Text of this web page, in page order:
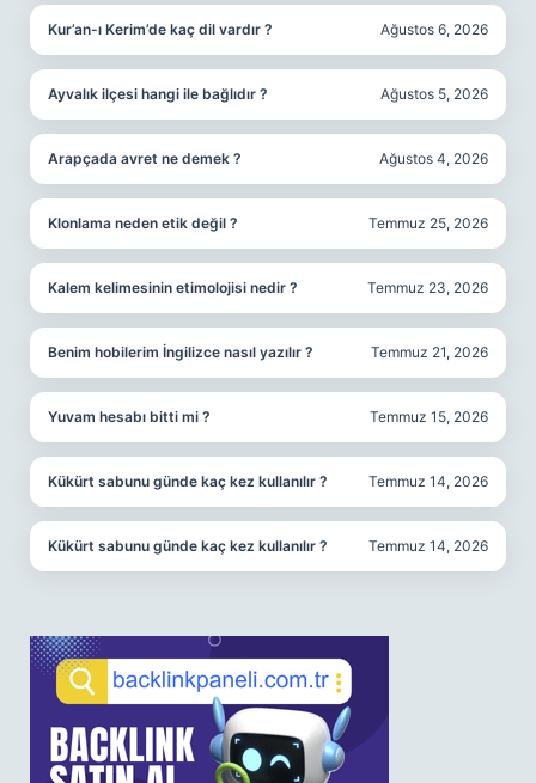
Kur’an-ı Kerim’de kaç dil vardır ? Ağustos 6, 2026
Ayvalık ilçesi hangi ile bağlıdır ? Ağustos 5, 2026
Arapçada avret ne demek ? Ağustos 4, 2026
Klonlama neden etik değil ? Temmuz 25, 2026
Kalem kelimesinin etimolojisi nedir ? Temmuz 23, 2026
Benim hobilerim İngilizce nasıl yazılır ? Temmuz 21, 2026
Yuvam hesabı bitti mi ? Temmuz 15, 2026
Kükürt sabunu günde kaç kez kullanılır ? Temmuz 14, 2026
Kükürt sabunu günde kaç kez kullanılır ? Temmuz 14, 2026